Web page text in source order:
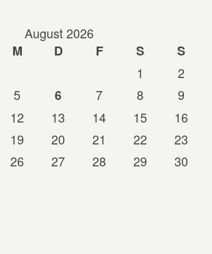
August 2026
M D F S
S
1
2
5 6 7 8
9
12 13 14 15
16
19 20 21 22
23
26 27 28 29
30